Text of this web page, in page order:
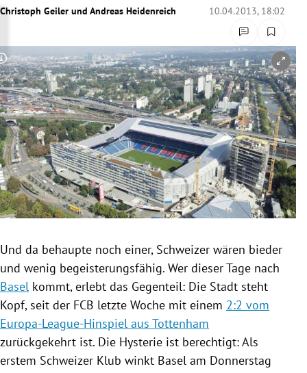
Untermenü
Untermenü
Untermenü
Untermenü
Untermenü
Untermenü
Untermenü
Christoph Geiler und Andreas Heidenreich 10.04.2013, 18:02
Copyright-Hinweis öffnen/schließen
Und da behaupte noch einer, Schweizer wären bieder
und wenig begeisterungsfähig. Wer dieser Tage nach
Basel kommt, erlebt das Gegenteil: Die Stadt steht
Kopf, seit der FCB letzte Woche mit einem 2:2 vom
Europa-League-Hinspiel aus Tottenham
zurückgekehrt ist. Die Hysterie ist berechtigt: Als
erstem Schweizer Klub winkt Basel am Donnerstag